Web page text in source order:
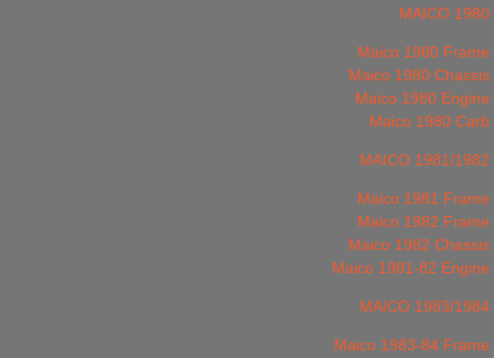
MAICO 1980
Maico 1980 Frame
Maico 1980 Chassis
Maico 1980 Engine
Maico 1980 Carb
MAICO 1981/1982
Maico 1981 Frame
Maico 1982 Frame
Maico 1982 Chassis
Maico 1981-82 Engine
MAICO 1983/1984
Maico 1983-84 Frame